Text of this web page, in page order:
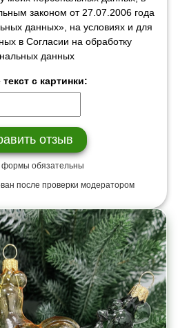
законом от 27.07.2006 года
данных», на условиях и для
в Согласии на обработку
данных
с картинки:
формы обязательны
после проверки модератором